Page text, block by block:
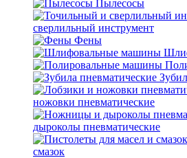
Пылесосы
сверлильный инструмент
Фены
ножовки пневматические
дыроколы пневматические
смазок